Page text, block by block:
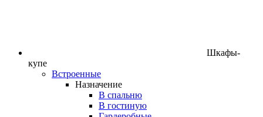
Шкафы-
купе
Встроенные
Назначение
В спальню
В гостиную